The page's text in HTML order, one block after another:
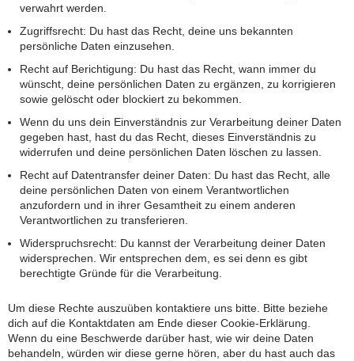
verwahrt werden.
Zugriffsrecht: Du hast das Recht, deine uns bekannten
persönliche Daten einzusehen.
Recht auf Berichtigung: Du hast das Recht, wann immer du
wünscht, deine persönlichen Daten zu ergänzen, zu korrigieren
sowie gelöscht oder blockiert zu bekommen.
Wenn du uns dein Einverständnis zur Verarbeitung deiner Daten
gegeben hast, hast du das Recht, dieses Einverständnis zu
widerrufen und deine persönlichen Daten löschen zu lassen.
Recht auf Datentransfer deiner Daten: Du hast das Recht, alle
deine persönlichen Daten von einem Verantwortlichen
anzufordern und in ihrer Gesamtheit zu einem anderen
Verantwortlichen zu transferieren.
Widerspruchsrecht: Du kannst der Verarbeitung deiner Daten
widersprechen. Wir entsprechen dem, es sei denn es gibt
berechtigte Gründe für die Verarbeitung.
Um diese Rechte auszuüben kontaktiere uns bitte. Bitte beziehe
dich auf die Kontaktdaten am Ende dieser Cookie-Erklärung.
Wenn du eine Beschwerde darüber hast, wie wir deine Daten
behandeln, würden wir diese gerne hören, aber du hast auch das